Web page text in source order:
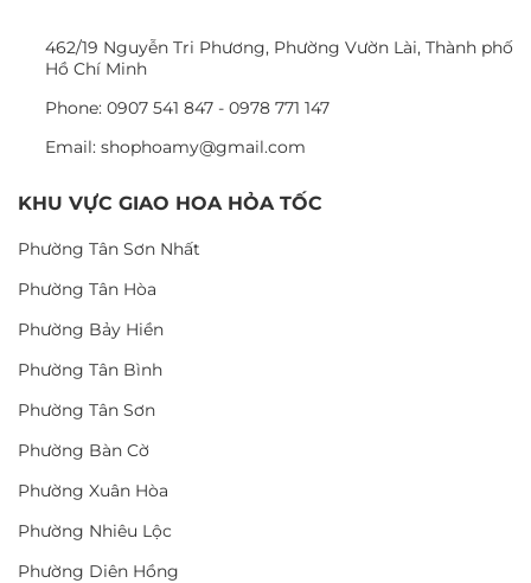
462/19 Nguyễn Tri Phương, Phường Vườn Lài, Thành phố
Hồ Chí Minh
Phone: 0907 541 847 - 0978 771 147
Email: shophoamy@gmail.com
KHU VỰC GIAO HOA HỎA TỐC
Phường Tân Sơn Nhất
Phường Tân Hòa
Phường Bảy Hiền
Phường Tân Bình
Phường Tân Sơn
Phường Bàn Cờ
Phường Xuân Hòa
Phường Nhiêu Lộc
Phường Diên Hồng